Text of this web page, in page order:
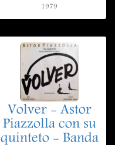
1979
Volver - Astor
Piazzolla con su
quinteto - Banda